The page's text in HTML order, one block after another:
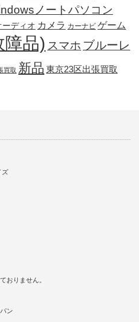
ノートパソコン
ーディオ カメラ カーナビ ゲーム
障品) スマホ ブルーレ
買取 新品 東京23区出張買取
ズ
おりません。
ン